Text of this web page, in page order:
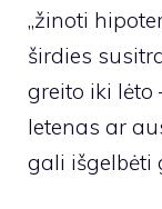
„žinoti
širdies
greito iki lėto
letenas ar
gali išgelbėti